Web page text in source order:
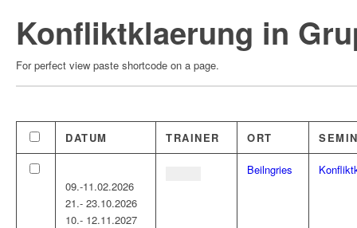
contentKonfliktklaerung in
For perfect view paste shortcode on a page.
DATUM TRAINER ORT
09.-11.02.2026
21.- 23.10.2026
10.- 12.11.2027
Beilngries